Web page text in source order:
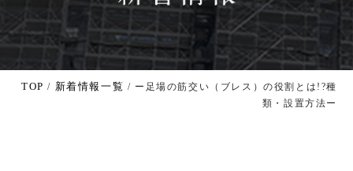
TOP / 新着情報一覧 / ー足場の筋交い（ブレス）の役割とは!?種
類・設置方法ー